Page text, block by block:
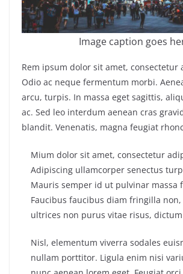
Image caption goes
Rem ipsum dolor sit amet, consectetur
Odio ac neque fermentum morbi.
arcu, turpis. In massa eget sagittis,
ac. Sed leo interdum aenean cras
blandit. Venenatis, magna feugiat
Mium dolor sit amet, consectetur
Adipiscing ullamcorper senectus
Mauris semper id ut pulvinar massa
Faucibus faucibus diam fringilla
ultrices non purus vitae risus,
Nisl, elementum viverra sodales
nullam porttitor. Ligula enim nisi